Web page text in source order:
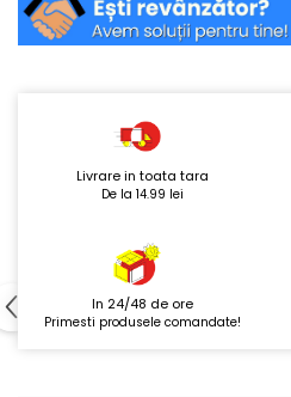
Livrare in toata tara
De la 14.99 lei
In 24/48 de ore
Primesti produsele comandate!